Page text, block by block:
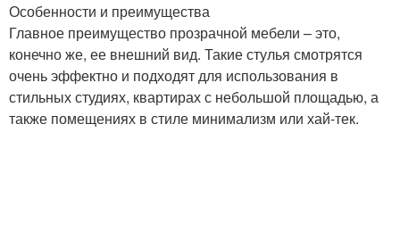
Особенности и преимущества
Главное преимущество прозрачной мебели – это,
конечно же, ее внешний вид. Такие стулья смотрятся
очень эффектно и подходят для использования в
стильных студиях, квартирах с небольшой площадью, а
также помещениях в стиле минимализм или хай-тек.